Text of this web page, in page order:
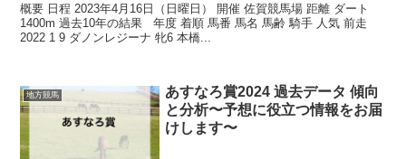
概要 日程 2023年4月16日（日曜日） 開催 佐賀競馬場 距離 ダート
1400m 過去10年の結果 年度 着順 馬番 馬名 馬齢 騎手 人気 前走
2022 1 9 ダノンレジーナ 牝6 本橋...
地方競馬
あすなろ賞2024 過去データ 傾向
と分析〜予想に役立つ情報をお届
けします〜